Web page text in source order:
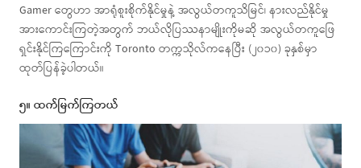
Gamer တွေဟာ အာရုံစူးစိုက်နိုင်မှုနဲ့ အလွယ်တကူသိမြင်၊ နားလည်နိုင်မှု
အားကောင်းကြတဲ့အတွက် ဘယ်လိုပြဿနာမျိုးကိုမဆို အလွယ်တကူဖြေ
ရှင်းနိုင်ကြကြောင်းကို Toronto တက္ကသိုလ်ကနေပြီး (၂၀၁၀) ခုနှစ်မှာ
ထုတ်ပြန်ခဲ့ပါတယ်။
၅။ ထက်မြက်ကြတယ်